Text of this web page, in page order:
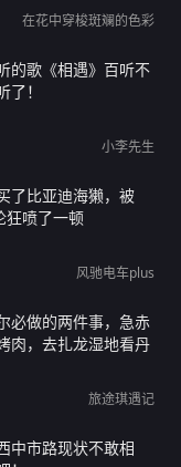
在花中穿梭斑斓的色彩
的歌《相遇》百听不
了！
小李先生
了比亚迪海獭，被
狂喷了一顿
风驰电车plus
必做的两件事，急赤
肉，去扎龙湿地看丹
旅途琪遇记
中市路现状不敢相